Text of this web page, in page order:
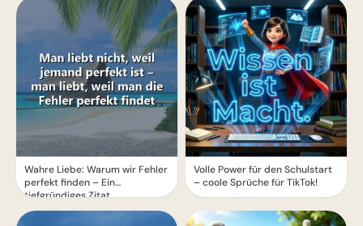
Wahre Liebe: Warum wir Fehler
perfekt finden – Ein
tiefgründiges Zitat
Volle Power für den Schulstart
– coole Sprüche für TikTok!